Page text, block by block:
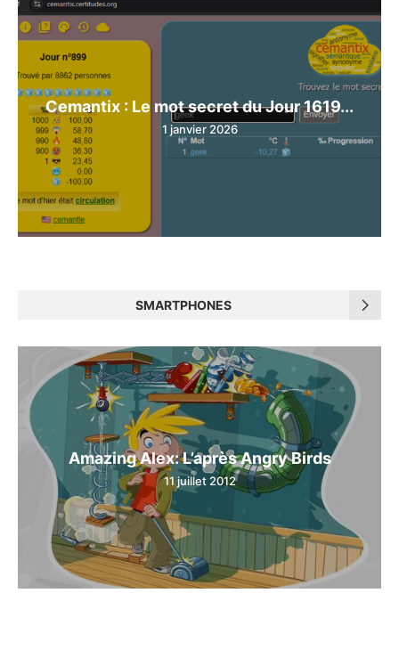
Cemantix : Le mot secret du Jour 1619...
1 janvier 2026
SMARTPHONES
Amazing Alex: L’après Angry Birds
11 juillet 2012